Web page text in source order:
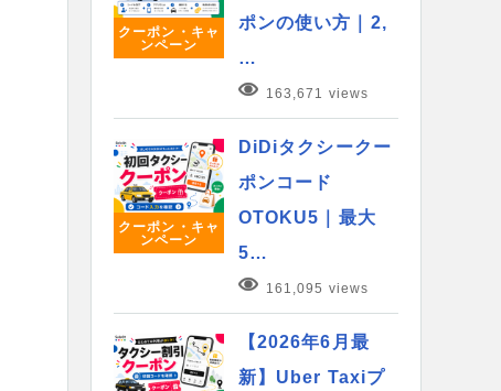
クーポン・キャ
ンペーン
ポンの使い方｜2,
…
163,671 views
クーポン・キャ
ンペーン
DiDiタクシークー
ポンコード
OTOKU5｜最大
5…
161,095 views
【2026年6月最
新】Uber Taxiプ